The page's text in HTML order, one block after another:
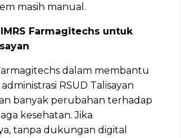
masih manual.
Farmagitechs untuk
dalam membantu
RSUD Talisayan
banyak perubahan terhadap
kesehatan. Jika
tanpa dukungan digital